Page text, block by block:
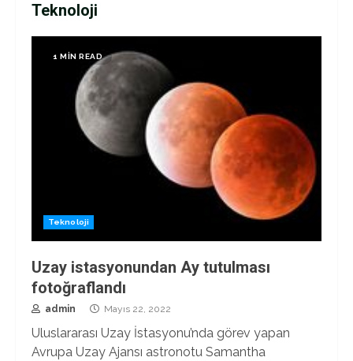
Teknoloji
1 MIN READ
Teknoloji
Uzay istasyonundan Ay tutulması
fotoğraflandı
admin Mayıs 22, 2022
Uluslararası Uzay İstasyonu’nda görev yapan
Avrupa Uzay Ajansı astronotu Samantha